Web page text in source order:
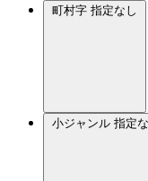
町村字 指定なし
小ジャンル 指定